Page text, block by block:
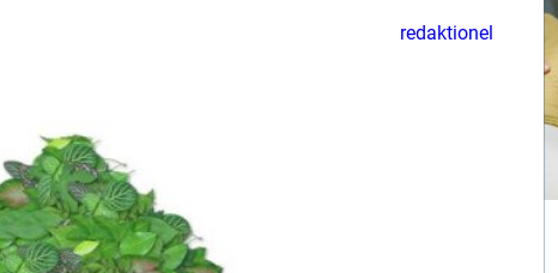
redaktionel